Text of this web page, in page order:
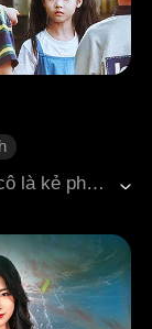
Yên Lai Ý là con gái ngoài giá thú, mẹ cô là kẻ phá hoại gia đình người khác, thậm chí còn là một tội phạm giết người. Vì mẹ cô thầm yêu cha cô suốt nhiều năm, nhưng cha lại yêu chính chị ruột của bà và còn sinh với người phụ nữ đó ba người con trai. Mẹ cô vì ghen tuông mù quáng đã bày mưu mang thai, ám sát chị gái không thành, cuối cùng bị cha và cậu ruột đưa vào tù. Sau này mẹ cô qua đời ngoài ý muốn, để lại cô bé mới bốn tuổi một mình trên đời. Cô cuối cùng cũng được gặp cha ruột và ba người anh trai. Nhưng vì tội lỗi của mẹ, họ không thích cô, thậm chí không muốn thừa nhận cô. Cho đến khi cô bất ngờ nổi tiếng, trở thành "con gái quốc dân", thường xuyên lên top tìm kiếm. Thanh mai trúc mã Cố Hoài cũng đột nhiên trở thành cậu Cố nhỏ khiến ai nghe tên cũng phải e dè. Cậu Cố nhỏ kiêu ngạo nắm tay cô: "Anh nhìn em lớn lên, chúng ta cùng nhau lập một gia đình mới." Cô xách vali nhỏ nói lời tạm biệt với gia đình, nhưng một đám đàn ông đồng loạt sa sầm mặt, dù thế nào cũng không chịu buông tay.